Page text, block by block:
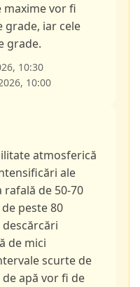
vor fi
grade, iar cele
grade.
10:30
10:00
atmosferică
ale
rafală de 50-70
peste 80
de mici
scurte de
apă vor fi de